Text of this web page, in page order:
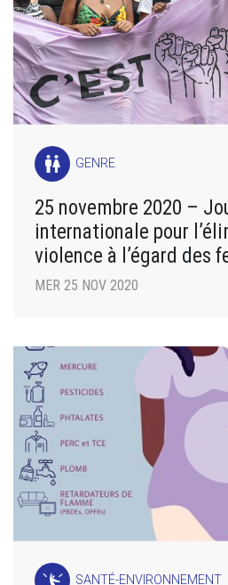
wc GENRE
25 novembre 2020 –
internationale pour
violence à l’égard des
MER 25 NOV 2020
SANTÉ-ENVIRONNEMENT